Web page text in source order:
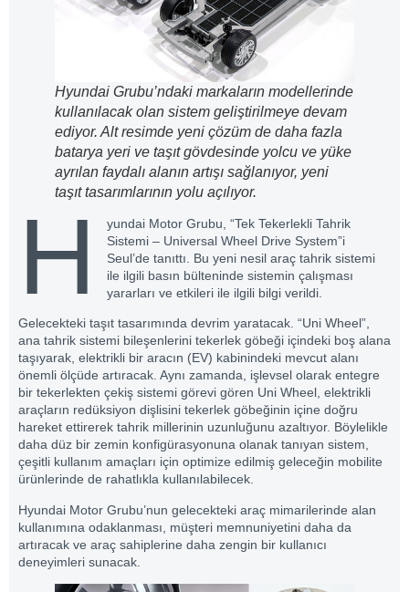
Hyundai Grubu’ndaki markaların modellerinde
kullanılacak olan sistem geliştirilmeye devam
ediyor. Alt resimde yeni çözüm de daha fazla
batarya yeri ve taşıt gövdesinde yolcu ve yüke
ayrılan faydalı alanın artışı sağlanıyor, yeni
taşıt tasarımlarının yolu açılıyor.
H
yundai Motor Grubu, “Tek Tekerlekli Tahrik
Sistemi – Universal Wheel Drive System”i
Seul’de tanıttı. Bu yeni nesil araç tahrik sistemi
ile ilgili basın bülteninde sistemin çalışması
yararları ve etkileri ile ilgili bilgi verildi.
Gelecekteki taşıt tasarımında devrim yaratacak. “Uni Wheel”,
ana tahrik sistemi bileşenlerini tekerlek göbeği içindeki boş alana
taşıyarak, elektrikli bir aracın (EV) kabinindeki mevcut alanı
önemli ölçüde artıracak. Aynı zamanda, işlevsel olarak entegre
bir tekerlekten çekiş sistemi görevi gören Uni Wheel, elektrikli
araçların redüksiyon dişlisini tekerlek göbeğinin içine doğru
hareket ettirerek tahrik millerinin uzunluğunu azaltıyor. Böylelikle
daha düz bir zemin konfigürasyonuna olanak tanıyan sistem,
çeşitli kullanım amaçları için optimize edilmiş geleceğin mobilite
ürünlerinde de rahatlıkla kullanılabilecek.
Hyundai Motor Grubu’nun gelecekteki araç mimarilerinde alan
kullanımına odaklanması, müşteri memnuniyetini daha da
artıracak ve araç sahiplerine daha zengin bir kullanıcı
deneyimleri sunacak.